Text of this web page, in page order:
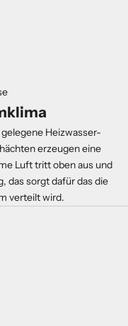
Heizwasser-
erzeugen eine
Luft tritt oben aus und
das sorgt dafür das die
verteilt wird.